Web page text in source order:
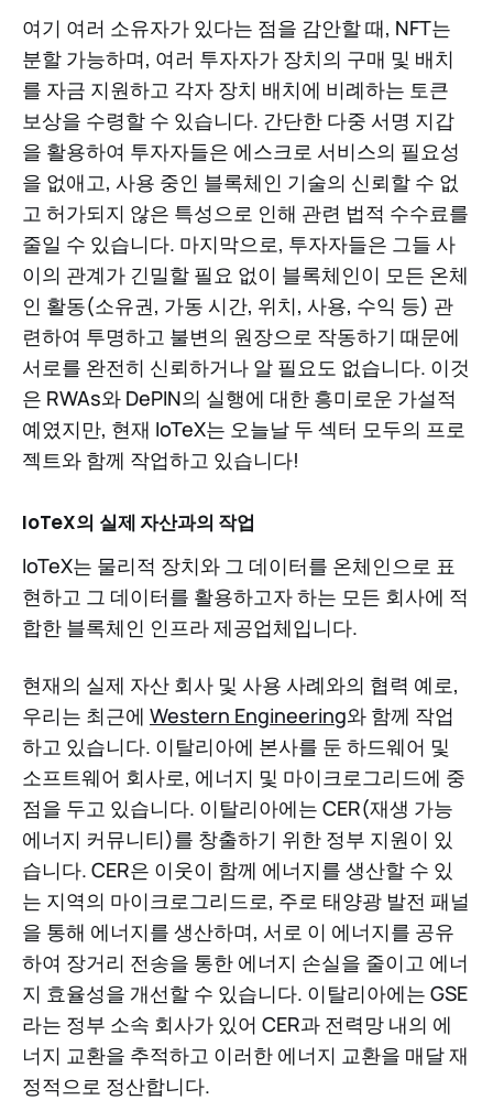
여기 여러 소유자가 있다는 점을 감안할 때, NFT는
분할 가능하며, 여러 투자자가 장치의 구매 및 배치
를 자금 지원하고 각자 장치 배치에 비례하는 토큰
보상을 수령할 수 있습니다. 간단한 다중 서명 지갑
을 활용하여 투자자들은 에스크로 서비스의 필요성
을 없애고, 사용 중인 블록체인 기술의 신뢰할 수 없
고 허가되지 않은 특성으로 인해 관련 법적 수수료를
줄일 수 있습니다. 마지막으로, 투자자들은 그들 사
이의 관계가 긴밀할 필요 없이 블록체인이 모든 온체
인 활동(소유권, 가동 시간, 위치, 사용, 수익 등) 관
련하여 투명하고 불변의 원장으로 작동하기 때문에
서로를 완전히 신뢰하거나 알 필요도 없습니다. 이것
은 RWAs와 DePIN의 실행에 대한 흥미로운 가설적
예였지만, 현재 IoTeX는 오늘날 두 섹터 모두의 프로
젝트와 함께 작업하고 있습니다!
IoTeX의 실제 자산과의 작업
IoTeX는 물리적 장치와 그 데이터를 온체인으로 표
현하고 그 데이터를 활용하고자 하는 모든 회사에 적
합한 블록체인 인프라 제공업체입니다.
현재의 실제 자산 회사 및 사용 사례와의 협력 예로,
우리는 최근에 Western Engineering와 함께 작업
하고 있습니다. 이탈리아에 본사를 둔 하드웨어 및
소프트웨어 회사로, 에너지 및 마이크로그리드에 중
점을 두고 있습니다. 이탈리아에는 CER(재생 가능
에너지 커뮤니티)를 창출하기 위한 정부 지원이 있
습니다. CER은 이웃이 함께 에너지를 생산할 수 있
는 지역의 마이크로그리드로, 주로 태양광 발전 패널
을 통해 에너지를 생산하며, 서로 이 에너지를 공유
하여 장거리 전송을 통한 에너지 손실을 줄이고 에너
지 효율성을 개선할 수 있습니다. 이탈리아에는 GSE
라는 정부 소속 회사가 있어 CER과 전력망 내의 에
너지 교환을 추적하고 이러한 에너지 교환을 매달 재
정적으로 정산합니다.